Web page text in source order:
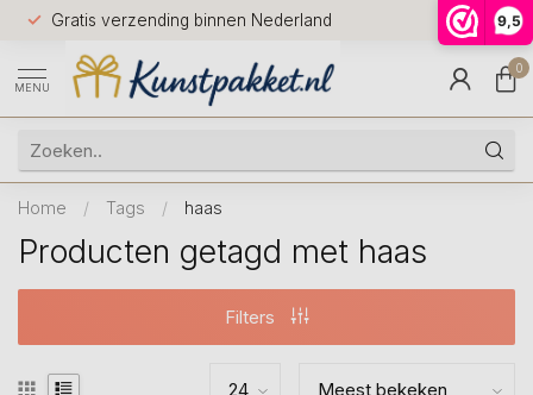
9,5
Gratis verzending binnen Nederland
Voor
huis
9.5
MENU
0
Home / Tags / haas
Producten getagd met haas
Filters